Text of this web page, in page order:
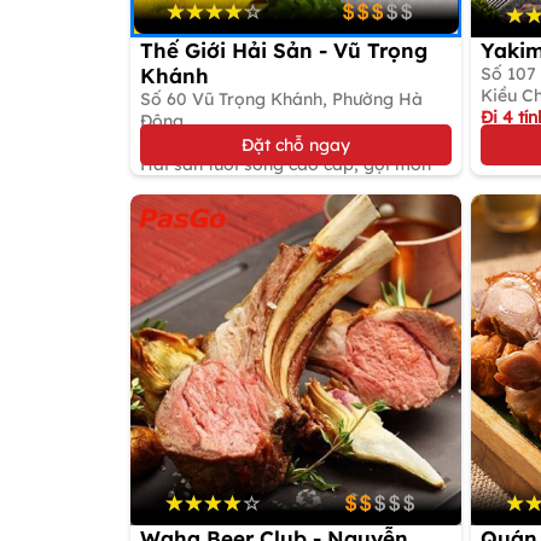
Thế Giới Hải Sản - Vũ Trọng
Khánh
Số 60 Vũ Trọng Khánh, Phường Hà
Đông
Giảm tới 50%
Hải sản tươi sống cao cấp, gọi món
Đặt chỗ ngay
Số
Kiều
Đi 4
Buffet